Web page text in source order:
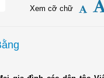
Xem cỡ chữ